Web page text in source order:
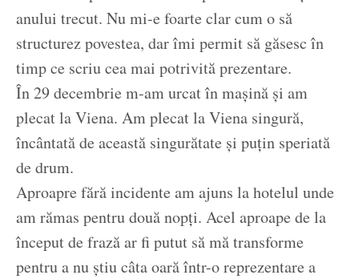
anului trecut. Nu mi-e foarte clar cum o să
structurez povestea, dar îmi permit să găsesc în
timp ce scriu cea mai potrivită prezentare.
În 29 decembrie m-am urcat în maşină şi am
plecat la Viena. Am plecat la Viena singură,
încântată de această singurătate şi puţin speriată
de drum.
Aproapre fără incidente am ajuns la hotelul unde
am rămas pentru două nopţi. Acel aproape de la
început de frază ar fi putut să mă transforme
pentru a nu ştiu câta oară într-o reprezentare a